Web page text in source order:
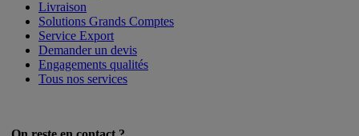
Livraison
Solutions Grands Comptes
Service Export
Demander un devis
Engagements qualités
Tous nos services